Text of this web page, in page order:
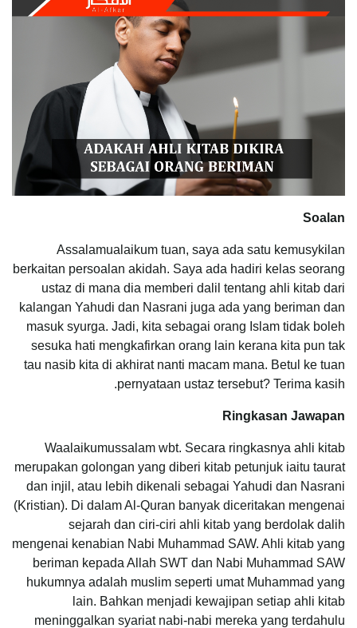
Soalan
Assalamualaikum tuan, saya ada satu kemusykilan
berkaitan persoalan akidah. Saya ada hadiri kelas seorang
ustaz di mana dia memberi dalil tentang ahli kitab dari
kalangan Yahudi dan Nasrani juga ada yang beriman dan
masuk syurga. Jadi, kita sebagai orang Islam tidak boleh
sesuka hati mengkafirkan orang lain kerana kita pun tak
tau nasib kita di akhirat nanti macam mana. Betul ke tuan
pernyataan ustaz tersebut? Terima kasih.
Ringkasan Jawapan
Waalaikumussalam wbt. Secara ringkasnya ahli kitab
merupakan golongan yang diberi kitab petunjuk iaitu taurat
dan injil, atau lebih dikenali sebagai Yahudi dan Nasrani
(Kristian). Di dalam Al-Quran banyak diceritakan mengenai
sejarah dan ciri-ciri ahli kitab yang berdolak dalih
mengenai kenabian Nabi Muhammad SAW. Ahli kitab yang
beriman kepada Allah SWT dan Nabi Muhammad SAW
hukumnya adalah muslim seperti umat Muhammad yang
lain. Bahkan menjadi kewajipan setiap ahli kitab
meninggalkan syariat nabi-nabi mereka yang terdahulu